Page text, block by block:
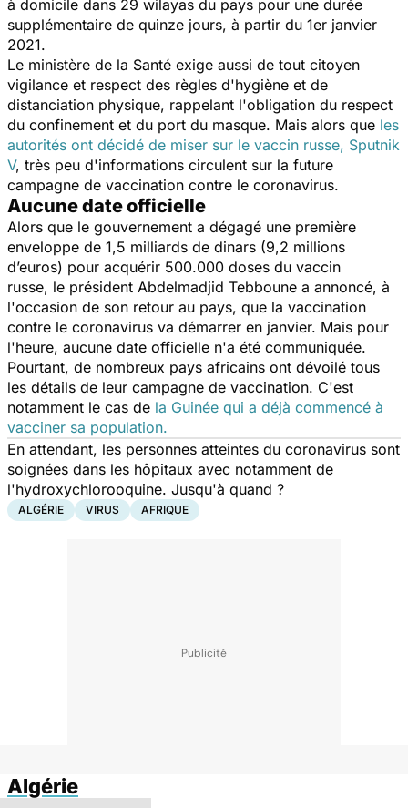
à domicile dans 29 wilayas du pays pour une durée
supplémentaire de quinze jours, à partir du 1er janvier
2021.
Le ministère de la Santé exige aussi de tout citoyen
vigilance et respect des règles d'hygiène et de
distanciation physique, rappelant l'obligation du respect
du confinement et du port du masque. Mais alors que les
autorités ont décidé de miser sur le vaccin russe, Sputnik
V, très peu d'informations circulent sur la future
campagne de vaccination contre le coronavirus.
Aucune date officielle
Alors que le gouvernement a dégagé une première
enveloppe de 1,5 milliards de dinars (9,2 millions
d’euros) pour acquérir 500.000 doses du vaccin
russe, le président Abdelmadjid Tebboune a annoncé, à
l'occasion de son retour au pays, que la vaccination
contre le coronavirus va démarrer en janvier. Mais pour
l'heure, aucune date officielle n'a été communiquée.
Pourtant, de nombreux pays africains ont dévoilé tous
les détails de leur campagne de vaccination. C'est
notamment le cas de la Guinée qui a déjà commencé à
vacciner sa population.
En attendant, les personnes atteintes du coronavirus sont
soignées dans les hôpitaux avec notamment de
l'hydroxychlorooquine. Jusqu'à quand ?
ALGÉRIE VIRUS AFRIQUE
Algérie